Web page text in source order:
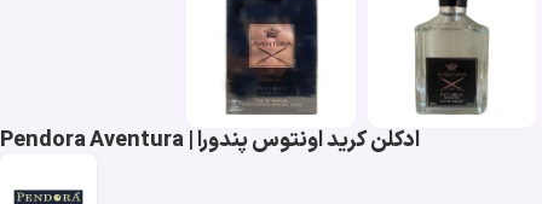
ادکلن کرید اونتوس پندورا | Pendora Aventura